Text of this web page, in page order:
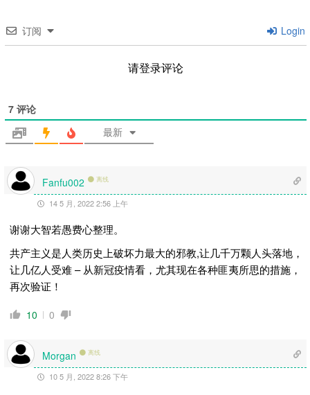
订阅 Login
请登录评论
7 评论
最新
Fanfu002 离线
14 5 月, 2022 2:56 上午
谢谢大智若愚费心整理。
共产主义是人类历史上破坏力最大的邪教,让几千万颗人头落地，
让几亿人受难 – 从新冠疫情看，尤其现在各种匪夷所思的措施，
再次验证！
10 0
Morgan 离线
10 5 月, 2022 8:26 下午